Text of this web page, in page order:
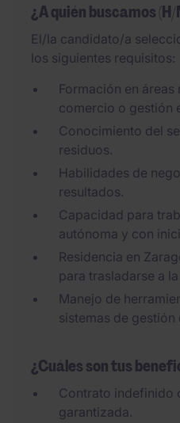
¿A quién buscamos
El/la candidato/a
los siguientes requisitos:
Formación en
comercio o gestión
Conocimiento del
residuos.
Habilidades de
resultados.
Capacidad para
autónoma y con
Residencia en
para trasladarse a
Manejo de
sistemas de gestión
¿Cuáles son tus
Contrato indefinido
garantizada.